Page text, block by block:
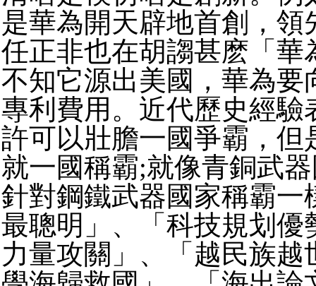
是華為開天辟地首創，領
任正非也在胡謅甚麽「 華
不知它源出美國，華為要
專利費用。 近代歷史經驗
許可以壯膽一國爭霸， 但
就一國稱霸;就像青銅武
針對鋼鐵武器國家稱霸一
最聰明」、「科技規划優
力量攻關」、「 越民族越